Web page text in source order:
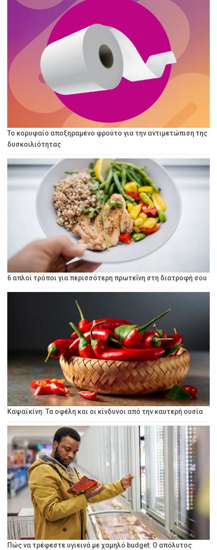
Το κορυφαίο αποξηραμένο φρούτο για την αντιμετώπιση της
δυσκοιλιότητας
6 απλοί τρόποι για περισσότερη πρωτεΐνη στη διατροφή σου
Καψαϊκίνη: Τα οφέλη και οι κίνδυνοι από την καυτερή ουσία
Πώς να τρέφεστε υγιεινά με χαμηλό budget: Ο απόλυτος